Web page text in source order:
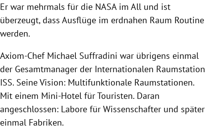
Er war mehrmals für die NASA im All und ist
überzeugt, dass Ausflüge im erdnahen Raum Routine
werden.
Axiom-Chef Michael Suffradini war übrigens einmal
der Gesamtmanager der Internationalen Raumstation
ISS. Seine Vision: Multifunktionale Raumstationen.
Mit einem Mini-Hotel für Touristen. Daran
angeschlossen: Labore für Wissenschafter und später
einmal Fabriken.